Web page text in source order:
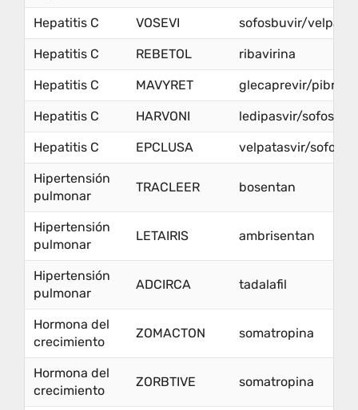
Hepatitis C VOSEVI sofosbuvir/
Hepatitis C REBETOL ribavirina
Hepatitis C MAVYRET glecaprevir/
Hepatitis C HARVONI ledipasvir/
Hepatitis C EPCLUSA velpatasvir/
Hipertensión
pulmonar
TRACLEER bosentan
Hipertensión
pulmonar
LETAIRIS ambrisentan
Hipertensión
pulmonar
ADCIRCA tadalafil
Hormona del
crecimiento
ZOMACTON somatropina
Hormona del
crecimiento
ZORBTIVE somatropina